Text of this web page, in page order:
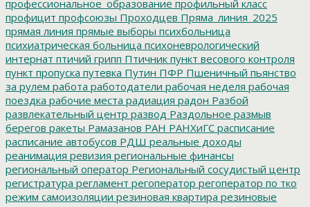
профессиональное_образование профильный класс
профицит профсоюзы Проходцев Пряма_линия_2025
прямая линия прямые выборы психбольница
психиатрическая больница психоневрологический
интернат птичий грипп Птичник пункт весового контроля
пункт пропуска путевка Путин ПФР Пшеничный пьянство
за рулем работа работодатели рабочая неделя рабочая
поездка рабочие места радиация радон Разбой
развлекательный центр развод Раздольное размыв
берегов ракеты Рамазанов РАН РАНХиГС расписание
расписание автобусов РДШ реальные доходы
реанимация ревизия региональные финансы
региональный оператор Региональный сосудистый центр
регистратура регламент регоператор регоператор по тко
режим самоизоляции резиновая квартира резиновые